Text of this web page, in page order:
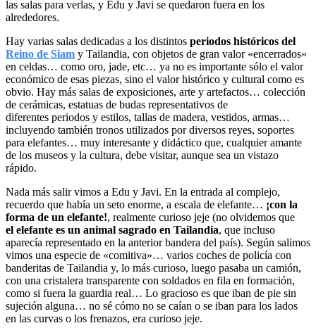
las salas para verlas, y Edu y Javi se quedaron fuera en los
alrededores.
Hay varias salas dedicadas a los distintos periodos históricos del
Reino de Siam y Tailandia, con objetos de gran valor «encerrados»
en celdas… como oro, jade, etc… ya no es importante sólo el valor
económico de esas piezas, sino el valor histórico y cultural como es
obvio. Hay más salas de exposiciones, arte y artefactos… colección
de cerámicas, estatuas de budas representativos de
diferentes periodos y estilos, tallas de madera, vestidos, armas…
incluyendo también tronos utilizados por diversos reyes, soportes
para elefantes… muy interesante y didáctico que, cualquier amante
de los museos y la cultura, debe visitar, aunque sea un vistazo
rápido.
Nada más salir vimos a Edu y Javi. En la entrada al complejo,
recuerdo que había un seto enorme, a escala de elefante… ¡con la
forma de un elefante!, realmente curioso jeje (no olvidemos que
el elefante es un animal sagrado en Tailandia, que incluso
aparecía representado en la anterior bandera del país). Según salimos
vimos una especie de «comitiva»… varios coches de policía con
banderitas de Tailandia y, lo más curioso, luego pasaba un camión,
con una cristalera transparente con soldados en fila en formación,
como si fuera la guardia real… Lo gracioso es que iban de pie sin
sujeción alguna… no sé cómo no se caían o se iban para los lados
en las curvas o los frenazos, era curioso jeje.